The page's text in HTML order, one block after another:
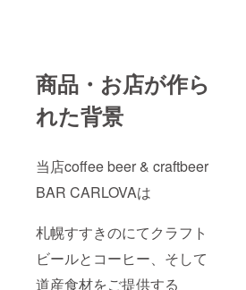
商品・お店が作ら
れた背景
当店coffee beer & craftbeer
BAR CARLOVAは
札幌すすきのにてクラフト
ビールとコーヒー、そして
道産食材をご提供する